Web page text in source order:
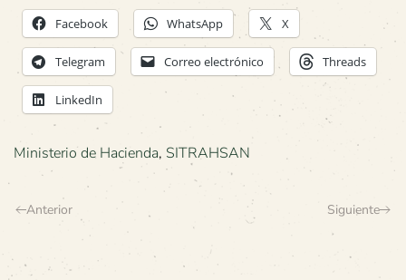
Facebook WhatsApp X
Telegram Correo electrónico Threads
LinkedIn
Ministerio de Hacienda, SITRAHSAN
Anterior Siguiente